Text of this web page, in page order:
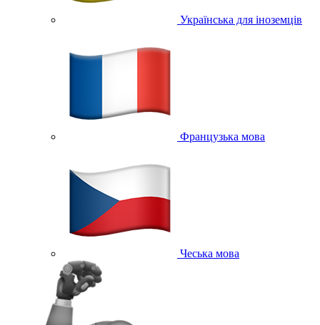
Українська для іноземців
Французька мова
Чеська мова